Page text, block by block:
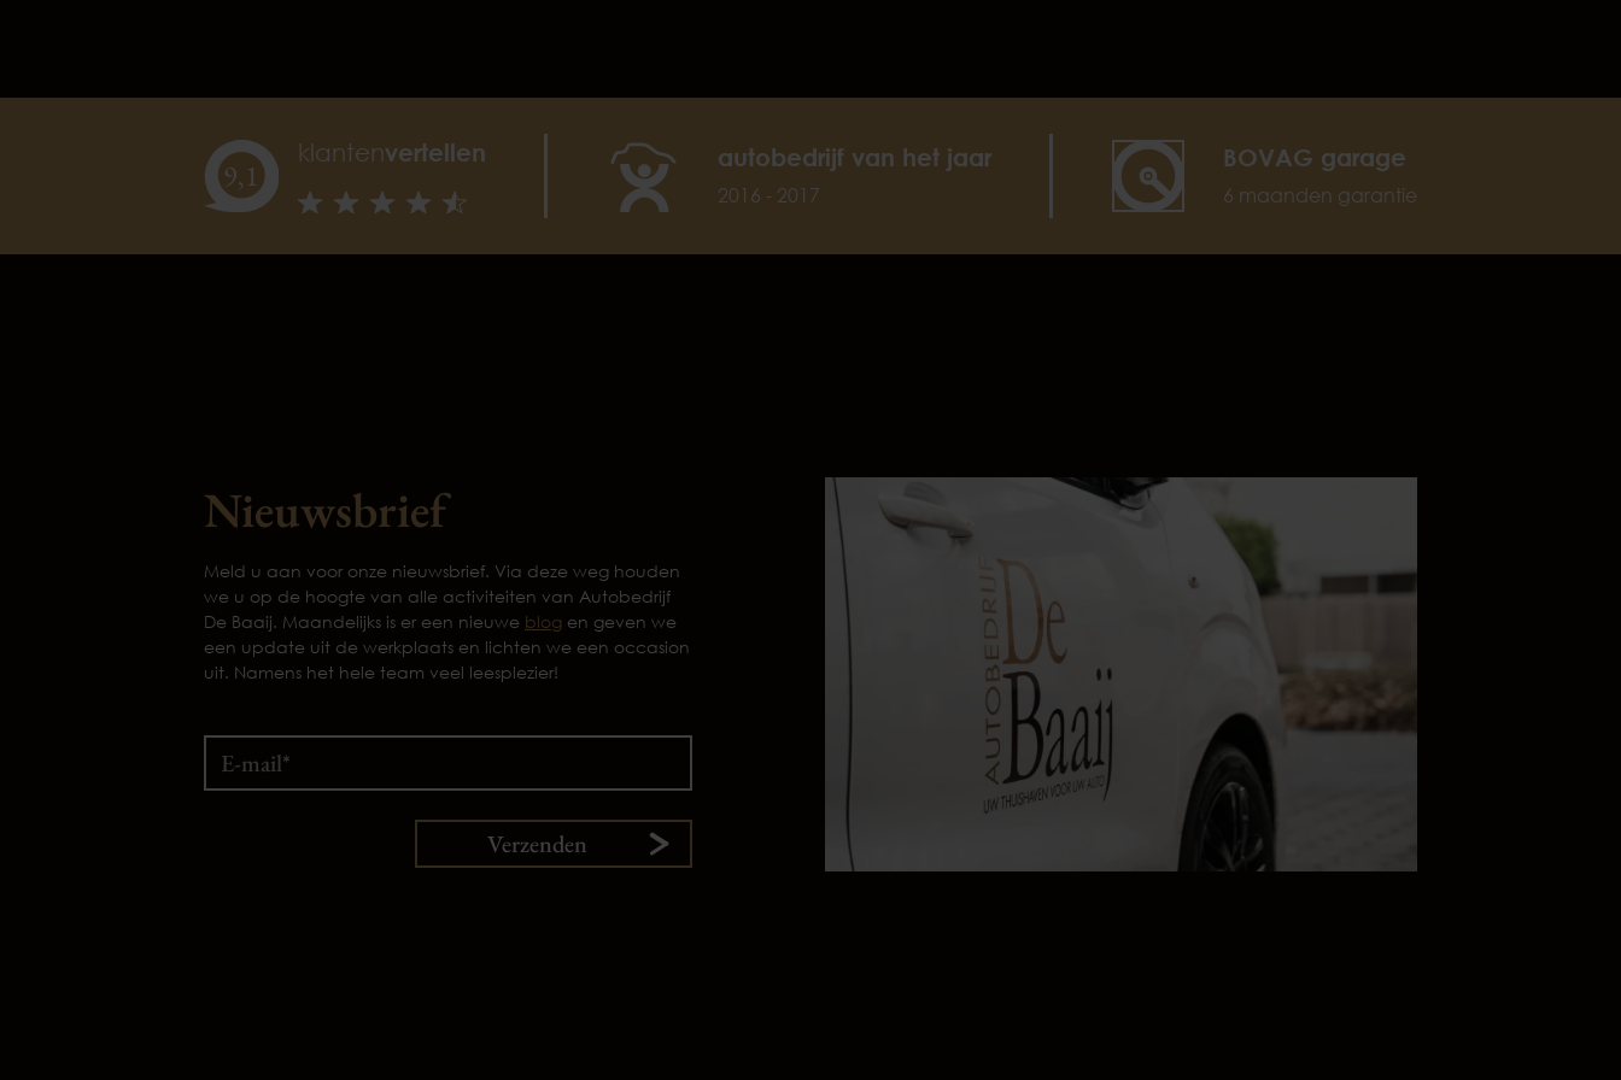
9,1
klantenvertellen autobedrijf van het jaar
2016 - 2017
BOVAG garage
6 maanden garantie
Nieuwsbrief
Meld u aan voor onze nieuwsbrief. Via deze weg houden
we u op de hoogte van alle activiteiten van Autobedrijf
De Baaij. Maandelijks is er een nieuwe blog en geven we
een update uit de werkplaats en lichten we een occasion
uit. Namens het hele team veel leesplezier!
Verzenden